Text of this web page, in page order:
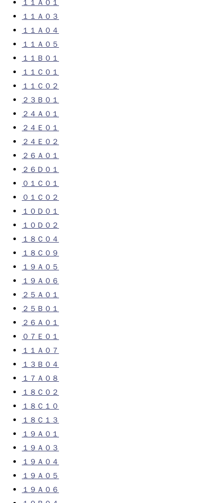
１１Ａ０１
１１Ａ０３
１１Ａ０４
１１Ａ０５
１１Ｂ０１
１１Ｃ０１
１１Ｃ０２
２３Ｂ０１
２４Ａ０１
２４Ｅ０１
２４Ｅ０２
２６Ａ０１
２６Ｄ０１
０１Ｃ０１
０１Ｃ０２
１０Ｄ０１
１０Ｄ０２
１８Ｃ０４
１８Ｃ０９
１９Ａ０５
１９Ａ０６
２５Ａ０１
２５Ｂ０１
２６Ａ０１
０７Ｅ０１
１１Ａ０７
１３Ｂ０４
１７Ａ０８
１８Ｃ０２
１８Ｃ１０
１８Ｃ１３
１９Ａ０１
１９Ａ０３
１９Ａ０４
１９Ａ０５
１９Ａ０６